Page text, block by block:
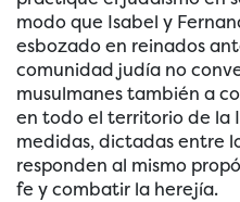
modo que Isabel y
esbozado en reinados
comunidad judía no
musulmanes también a
en todo el territorio de la
medidas, dictadas entre
responden al mismo
fe y combatir la herejía.